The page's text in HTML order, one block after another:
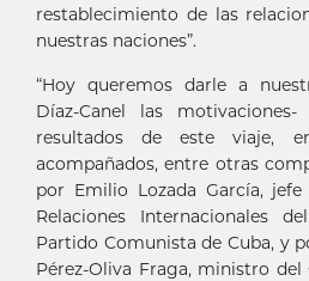
restablecimiento de las
nuestras naciones”.
“Hoy queremos darle a
Díaz-Canel las
resultados de este viaje,
acompañados, entre otras
por Emilio Lozada García,
Relaciones Internacionales
Partido Comunista de Cuba, y
Pérez-Oliva Fraga, ministro